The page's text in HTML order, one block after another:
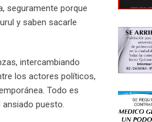
seguramente porque
y saben sacarle
intercambiando
los actores políticos,
Todo es
puesto.